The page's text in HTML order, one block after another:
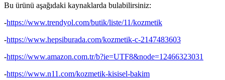
Bu ürünü aşağıdaki kaynaklarda bulabilirsiniz:
-https://www.trendyol.com/butik/liste/11/kozmetik
-https://www.hepsiburada.com/kozmetik-c-2147483603
-https://www.amazon.com.tr/b?ie=UTF8&node=12466323031
-https://www.n11.com/kozmetik-kisisel-bakim